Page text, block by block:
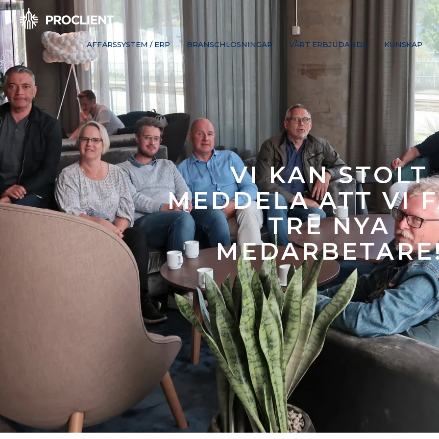
AFFÄRSSYSTEM / ERP BRANSCHLÖSNINGAR VÅRT ERBJUDANDE KUNSKAP
VI KAN STOLT
MEDDELA ATT VI
TRE NYA